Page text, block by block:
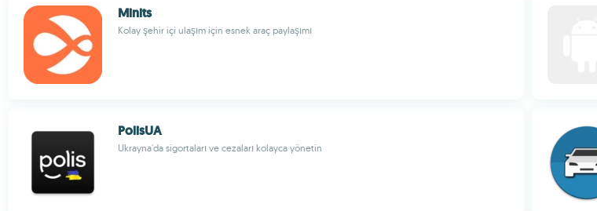
Minits
Kolay şehir içi ulaşım için esnek araç paylaşımı
PolisUA
Ukrayna'da sigortaları ve cezaları kolayca yönetin